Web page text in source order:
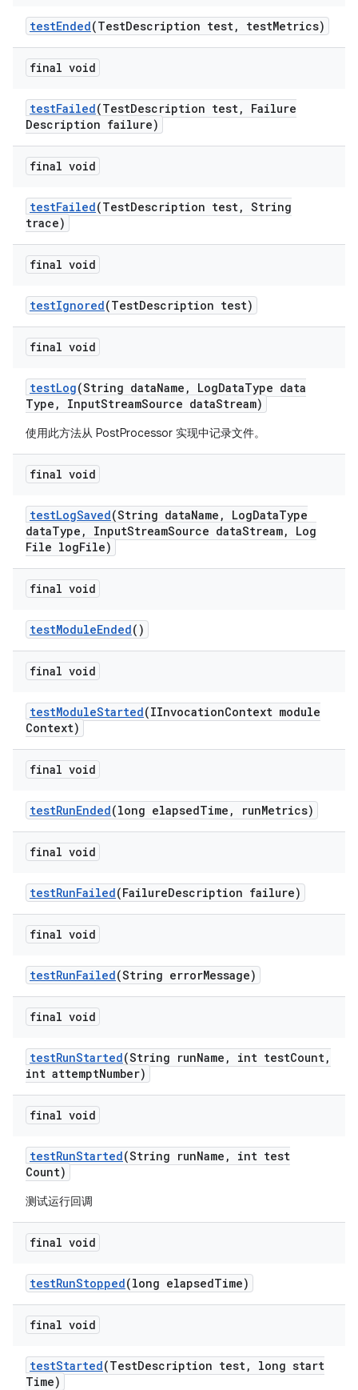
testEnded(TestDescription test, testMetrics)
final void
testFailed(TestDescription test,
Failure
Description failure)
final void
testFailed(TestDescription test, String
trace)
final void
testIgnored(TestDescription test)
final void
testLog(String dataName , LogDataType data
Type , InputStreamSource dataStream)
使用此方法从 PostProcessor 实现中记录文件。
final void
testLogSaved(String dataName , LogDataType
dataType , InputStreamSource dataStream,
Log
File logFile)
final void
testModuleEnded()
final void
testModuleStarted(IInvocationContext module
Context)
final void
testRunEnded(long elapsedTime , runMetrics)
final void
testRunFailed(FailureDescription failure)
final void
testRunFailed(String errorMessage)
final void
testRunStarted(String runName , int testCount,
int attemptNumber)
final void
testRunStarted(String runName ,
int test
Count)
测试运行回调
final void
testRunStopped(long elapsedTime)
final void
testStarted(TestDescription test,
long start
Time)